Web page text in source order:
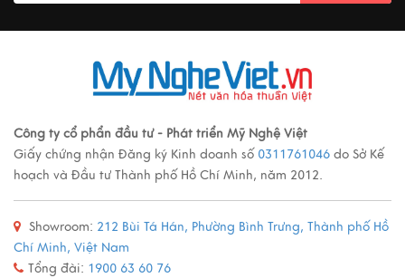
Ý nghĩa cảnh vật Tranh sơn mài
Các loại tranh sơn mài nổi tiếng
Xem thêm
Quy trình sản xuất đồ đồng
Xem thêm
Công ty cổ phẩn đầu tư - Phát triển Mỹ Nghệ Việt
Giấy chứng nhận Đăng ký Kinh doanh số 0311761046 do Sở Kế
hoạch và Đầu tư Thành phố Hồ Chí Minh, năm 2012.
Showroom: 212 Bùi Tá Hán, Phường Bình Trưng, Thành phố Hồ
Chí Minh, Việt Nam
Tổng đài: 1900 63 60 76